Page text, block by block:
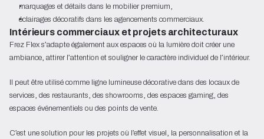
marquages et détails dans le mobilier premium,
éclairages décoratifs dans les agencements commerciaux.
Intérieurs commerciaux et projets architecturaux
Frez Flex s’adapte également aux espaces où la lumière doit créer une
ambiance, attirer l’attention et souligner le caractère individuel de l’intérieur.
Il peut être utilisé comme ligne lumineuse décorative dans des locaux de
services, des restaurants, des showrooms, des espaces gaming, des
espaces événementiels ou des points de vente.
C’est une solution pour les projets où l’effet visuel, la personnalisation et la